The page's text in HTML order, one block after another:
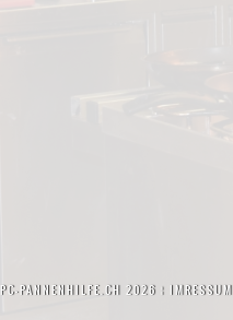
PC-PANNENHILFE.CH 2026 ¦ IMRESSUM